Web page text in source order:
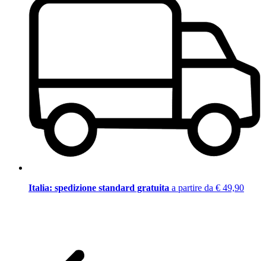
Italia: spedizione standard gratuita a partire da € 49,90